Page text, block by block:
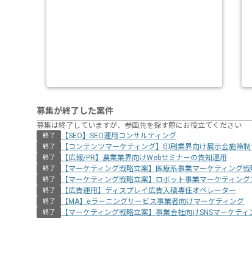
募集が終了した案件
募集は終了していますが、参画先を探す際にお役立てください
終了 【SEO】SEO運用コンサルティング
終了 【コンテンツマーケティング】印刷業界向け展示会施策制
終了 【広報/PR】農業業界向けWebセミナーの告知運用
終了 【マーケティング戦略立案】医療系事業マーケティング
終了 【マーケティング戦略立案】ロボット事業マーケティン
終了 【広告運用】ディスプレイ広告入稿専任オペレーター
終了 【MA】eラーニングサービス事業者向けマーケティング
終了 【マーケティング戦略立案】事業会社向けSNSマーケティ